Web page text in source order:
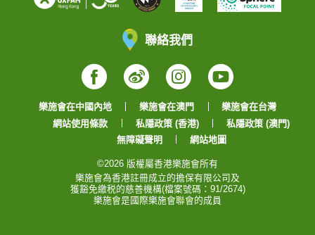
聯絡我們
Facebook
WeiboInstagram
YouTube
樂施會在中國內地 樂施會在澳門
樂施會在台灣
網站使用條款
私隱政策 (香港)
私隱政策 (澳門)
無障礙聲明
網站地圖
©2026 版權屬香港樂施會所有
樂施會為香港註冊成立的擔保有限公司及
獲豁免繳税的慈善機構(檔案號碼：91/2674)
樂施會是國際樂施會聯會的成員